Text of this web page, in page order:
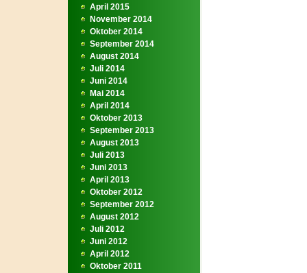
April 2015
November 2014
Oktober 2014
September 2014
August 2014
Juli 2014
Juni 2014
Mai 2014
April 2014
Oktober 2013
September 2013
August 2013
Juli 2013
Juni 2013
April 2013
Oktober 2012
September 2012
August 2012
Juli 2012
Juni 2012
April 2012
Oktober 2011